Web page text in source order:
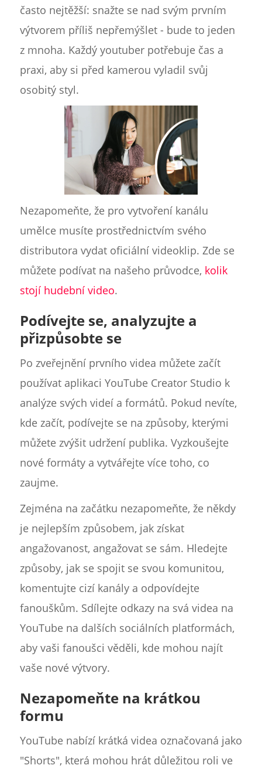
často nejtěžší: snažte se nad svým prvním
výtvorem příliš nepřemýšlet - bude to jeden
z mnoha. Každý youtuber potřebuje čas a
praxi, aby si před kamerou vyladil svůj
osobitý styl.
Nezapomeňte, že pro vytvoření kanálu
umělce musíte prostřednictvím svého
distributora vydat oficiální videoklip. Zde se
můžete podívat na našeho průvodce, kolik
stojí hudební video.
Podívejte se, analyzujte a
přizpůsobte se
Po zveřejnění prvního videa můžete začít
používat aplikaci YouTube Creator Studio k
analýze svých videí a formátů. Pokud nevíte,
kde začít, podívejte se na způsoby, kterými
můžete zvýšit udržení publika. Vyzkoušejte
nové formáty a vytvářejte více toho, co
zaujme.
Zejména na začátku nezapomeňte, že někdy
je nejlepším způsobem, jak získat
angažovanost, angažovat se sám. Hledejte
způsoby, jak se spojit se svou komunitou,
komentujte cizí kanály a odpovídejte
fanouškům. Sdílejte odkazy na svá videa na
YouTube na dalších sociálních platformách,
aby vaši fanoušci věděli, kde mohou najít
vaše nové výtvory.
Nezapomeňte na krátkou
formu
YouTube nabízí krátká videa označovaná jako
"Shorts", která mohou hrát důležitou roli ve